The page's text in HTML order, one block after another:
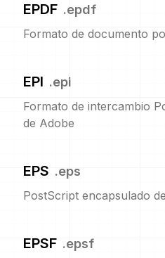
EPDF .epdf
Formato de documento
EPI .epi
Formato de intercambio
de Adobe
EPS .eps
PostScript encapsulado
EPSF .epsf